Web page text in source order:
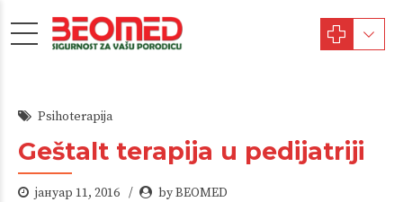
Psihoterapija
Geštalt terapija u pedijatriji
јануар 11, 2016 by BEOMED